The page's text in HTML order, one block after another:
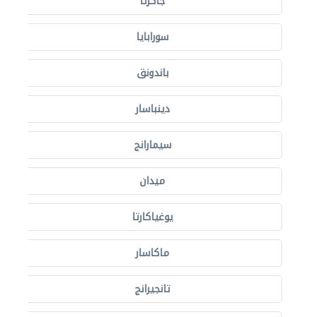
سورابايا
باندونق
دينباسار
سيمارانج
ميدان
يوغياكارتا
ماكاسار
تانجيرانج